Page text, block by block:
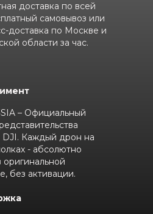
доставка по всей
самовывоз или
доставка по Москве и
области за час.
– Официальный
DJI. Каждый дрон на
- абсолютно
оригинальной
без активации.